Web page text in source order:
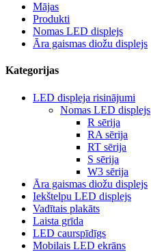
Mājas
Produkti
Nomas LED displejs
Āra gaismas diožu displejs
Kategorijas
LED displeja risinājumi
Nomas LED displejs
R sērija
RA sērija
RT sērija
S sērija
W3 sērija
Āra gaismas diožu displejs
Iekštelpu LED displejs
Vadītais plakāts
Laista grīda
LED caurspīdīgs
Mobilais LED ekrāns